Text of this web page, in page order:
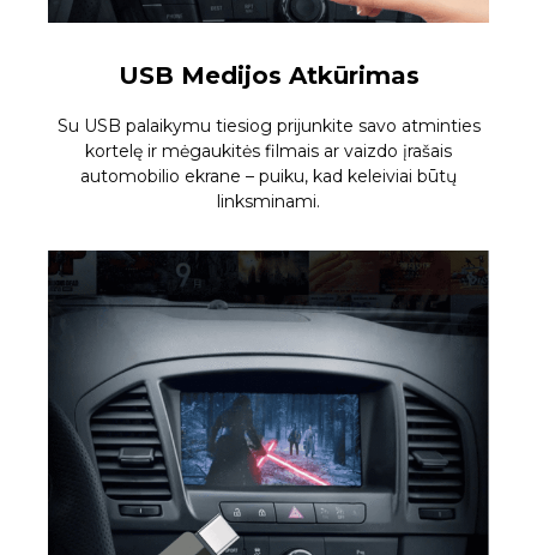
USB Medijos Atkūrimas
Su USB palaikymu tiesiog prijunkite savo atminties
kortelę ir mėgaukitės filmais ar vaizdo įrašais
automobilio ekrane – puiku, kad keleiviai būtų
linksminami.